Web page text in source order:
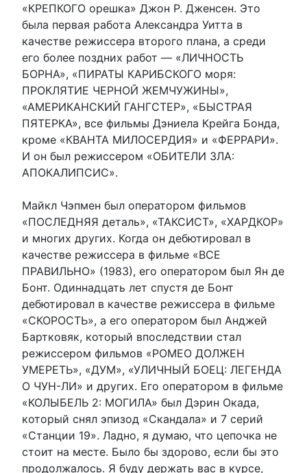
«КРЕПКОГО орешка» Джон Р. Дженсен. Это
была первая работа Александра Уитта в
качестве режиссера второго плана, а среди
его более поздних работ — «ЛИЧНОСТЬ
БОРНА», «ПИРАТЫ КАРИБСКОГО моря:
ПРОКЛЯТИЕ ЧЕРНОЙ ЖЕМЧУЖИНЫ»,
«АМЕРИКАНСКИЙ ГАНГСТЕР», «БЫСТРАЯ
ПЯТЕРКА», все фильмы Дэниела Крейга Бонда,
кроме «КВАНТА МИЛОСЕРДИЯ» и «ФЕРРАРИ».
И он был режиссером «ОБИТЕЛИ ЗЛА:
АПОКАЛИПСИС».
Майкл Чэпмен был оператором фильмов
«ПОСЛЕДНЯЯ деталь», «ТАКСИСТ», «ХАРДКОР»
и многих других. Когда он дебютировал в
качестве режиссера в фильме «ВСЕ
ПРАВИЛЬНО» (1983), его оператором был Ян де
Бонт. Одиннадцать лет спустя де Бонт
дебютировал в качестве режиссера в фильме
«СКОРОСТЬ», а его оператором был Анджей
Бартковяк, который впоследствии стал
режиссером фильмов «РОМЕО ДОЛЖЕН
УМЕРЕТЬ», «ДУМ», «УЛИЧНЫЙ БОЕЦ: ЛЕГЕНДА
О ЧУН-ЛИ» и других. Его оператором в фильме
«КОЛЫБЕЛЬ 2: МОГИЛА» был Дэрин Окада,
который снял эпизод «Скандала» и 7 серий
«Станции 19». Ладно, я думаю, что цепочка не
стоит на месте. Было бы здорово, если бы это
продолжалось. Я буду держать вас в курсе,